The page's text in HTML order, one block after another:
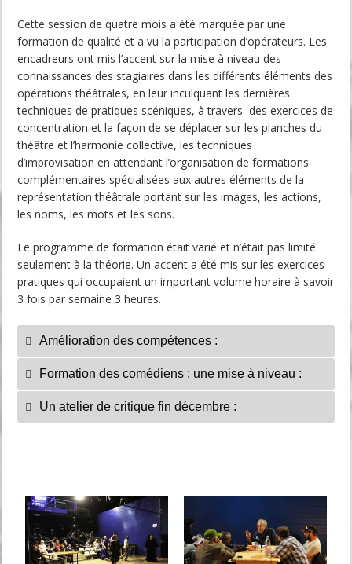
Cette session de quatre mois a été marquée par une
formation de qualité et a vu la participation d’opérateurs. Les
encadreurs ont mis l’accent sur la mise à niveau des
connaissances des stagiaires dans les différents éléments des
opérations théâtrales, en leur inculquant les dernières
techniques de pratiques scéniques, à travers des exercices de
concentration et la façon de se déplacer sur les planches du
théâtre et l’harmonie collective, les techniques
d’improvisation en attendant l’organisation de formations
complémentaires spécialisées aux autres éléments de la
représentation théâtrale portant sur les images, les actions,
les noms, les mots et les sons.
Le programme de formation était varié et n’était pas limité
seulement à la théorie. Un accent a été mis sur les exercices
pratiques qui occupaient un important volume horaire à savoir
3 fois par semaine 3 heures.
Amélioration des compétences :
Formation des comédiens : une mise à niveau :
Un atelier de critique fin décembre :